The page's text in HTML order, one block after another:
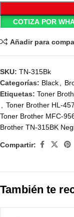
COTIZA POR
Añadir para
SKU: TN-315Bk
Categorías: Black,
Etiquetas: Toner
, Toner Brother HL-
Toner Brother MFC-
Brother TN-315BK
Compartir:
También te